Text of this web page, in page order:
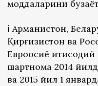
моддаларини
ℹ️ Арманистон,
Қирғизистон ва
Евроосиё
шартнома 2014
ва 2015 йил 1